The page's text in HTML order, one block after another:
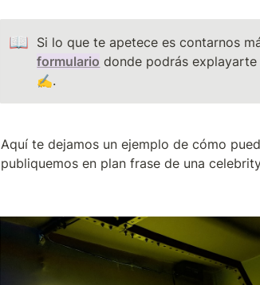
📖 Si lo que te apetece es contarnos
formulario donde podrás
✍️.
Aquí te dejamos un ejemplo de cómo
publiquemos en plan frase de una